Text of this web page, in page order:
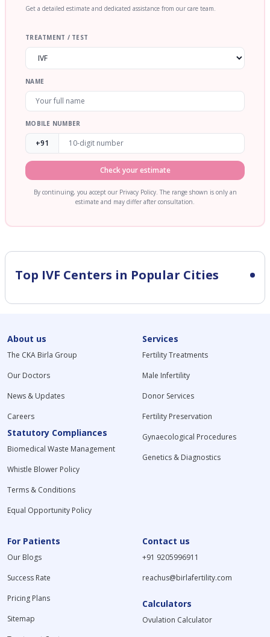
Get a detailed estimate and dedicated assistance from our care team.
TREATMENT / TEST
NAME
MOBILE NUMBER
+91
Check your estimate
By continuing, you accept our Privacy Policy. The range shown is only an
estimate and may differ after consultation.
Top IVF Centers in Popular Cities
About us
The CKA Birla Group
Our Doctors
News & Updates
Careers
Statutory Compliances
Biomedical Waste Management
Whistle Blower Policy
Terms & Conditions
Equal Opportunity Policy
Services
Fertility Treatments
Male Infertility
Donor Services
Fertility Preservation
Gynaecological Procedures
Genetics & Diagnostics
For Patients
Our Blogs
Success Rate
Pricing Plans
Sitemap
Contact us
+91 9205996911
reachus@birlafertility.com
Calculators
Ovulation Calculator